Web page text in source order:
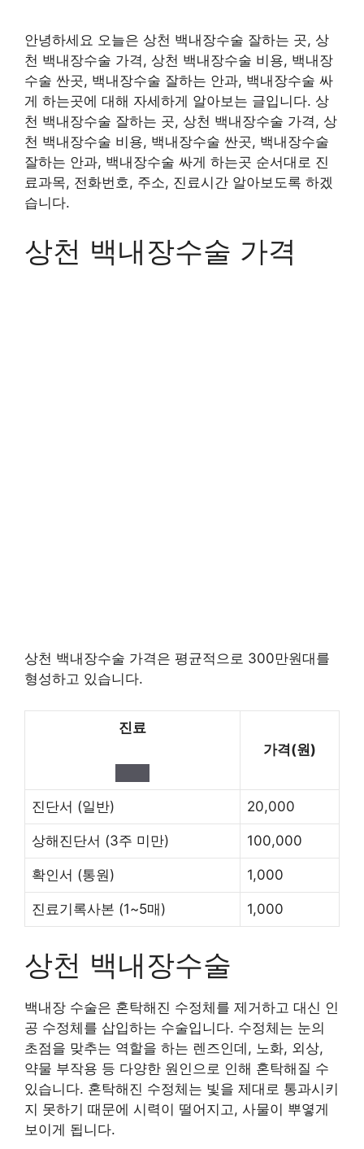
안녕하세요 오늘은 상천 백내장수술 잘하는 곳, 상
천 백내장수술 가격, 상천 백내장수술 비용, 백내장
수술 싼곳, 백내장수술 잘하는 안과, 백내장수술 싸
게 하는곳에 대해 자세하게 알아보는 글입니다. 상
천 백내장수술 잘하는 곳, 상천 백내장수술 가격, 상
천 백내장수술 비용, 백내장수술 싼곳, 백내장수술
잘하는 안과, 백내장수술 싸게 하는곳 순서대로 진
료과목, 전화번호, 주소, 진료시간 알아보도록 하겠
습니다.
상천 백내장수술 가격
상천 백내장수술 가격은 평균적으로 300만원대를
형성하고 있습니다.
진료
가격(원)
진단서 (일반) 20,000
상해진단서 (3주 미만) 100,000
확인서 (통원) 1,000
진료기록사본 (1~5매) 1,000
상천 백내장수술
백내장 수술은 혼탁해진 수정체를 제거하고 대신 인
공 수정체를 삽입하는 수술입니다. 수정체는 눈의
초점을 맞추는 역할을 하는 렌즈인데, 노화, 외상,
약물 부작용 등 다양한 원인으로 인해 혼탁해질 수
있습니다. 혼탁해진 수정체는 빛을 제대로 통과시키
지 못하기 때문에 시력이 떨어지고, 사물이 뿌옇게
보이게 됩니다.